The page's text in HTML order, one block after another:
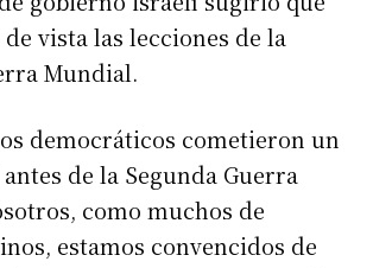
vista las lecciones de la
Mundial.
democráticos cometieron un
de la Segunda Guerra
como muchos de
estamos convencidos de